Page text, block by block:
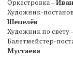
Оркестровка –
Художник-
Шепелёв
Художник по свету
Балетмейстер-
Мустаева